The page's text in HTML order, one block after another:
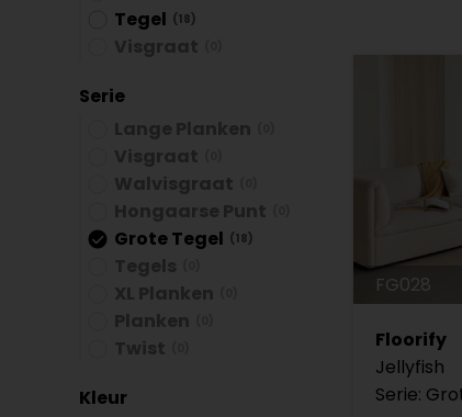
Tegel (18)
Serie
Grote Tegel (18)
Kleur
FG028
Floorify
Jellyfish
Serie: